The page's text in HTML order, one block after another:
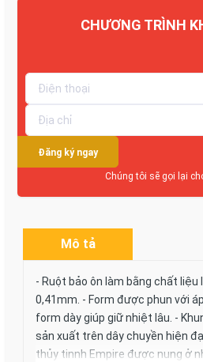
CHƯƠNG TRÌNH
Đăng ký ngay
Chúng tôi sẽ gọi lại
Mô tả
- Ruột bảo ôn làm bằng chất liệu
0,41mm. - Form được phun với
form dày giúp giữ nhiệt lâu. -
sản xuất trên dây chuyền hiện
thủy tinnh Empire được nung ở